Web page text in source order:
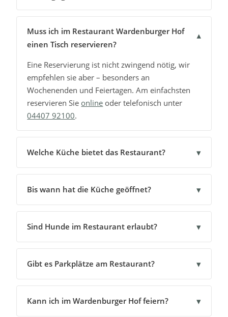
Muss ich im Restaurant Wardenburger Hof
einen Tisch reservieren?
▾
Eine Reservierung ist nicht zwingend nötig, wir
empfehlen sie aber – besonders an
Wochenenden und Feiertagen. Am einfachsten
reservieren Sie online oder telefonisch unter
04407 92100.
Welche Küche bietet das Restaurant? ▾
Bis wann hat die Küche geöffnet? ▾
Sind Hunde im Restaurant erlaubt? ▾
Gibt es Parkplätze am Restaurant? ▾
Kann ich im Wardenburger Hof feiern? ▾